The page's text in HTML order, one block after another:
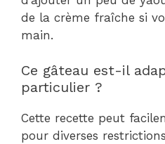
de la crème fraîche si
main.
Ce gâteau est-il
particulier ?
Cette recette peut
pour diverses